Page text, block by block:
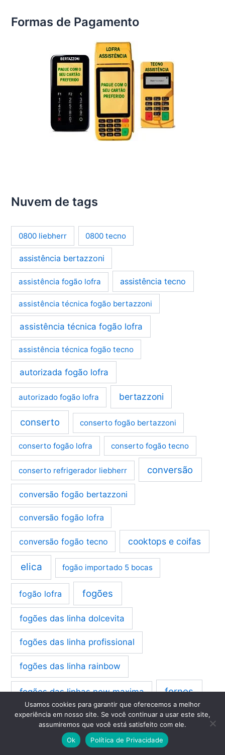
Formas de Pagamento
Nuvem de tags
0800 liebherr 0800 tecno
assistência bertazzoni
assistência fogão lofra assistência tecno
assistência técnica fogão bertazzoni
assistência técnica fogão lofra
assistência técnica fogão tecno
autorizada fogão lofra
autorizado fogão lofra bertazzoni
conserto conserto fogão bertazzoni
conserto fogão lofra conserto fogão tecno
conserto refrigerador liebherr conversão
conversão fogão bertazzoni
conversão fogão lofra
conversão fogão tecno cooktops e coifas
elica fogão importado 5 bocas
fogão lofra fogões
fogões das linha dolcevita
fogões das linha profissional
fogões das linha rainbow
fogões das linhas new maxima fornos
instalação instalação fogão bertazzoni
instalação fogão lofra
Usamos cookies para garantir que oferecemos a melhor
experiência em nosso site. Se você continuar a usar este site,
assumiremos que você está satisfeito com ele.
Ok
Política de Privacidade